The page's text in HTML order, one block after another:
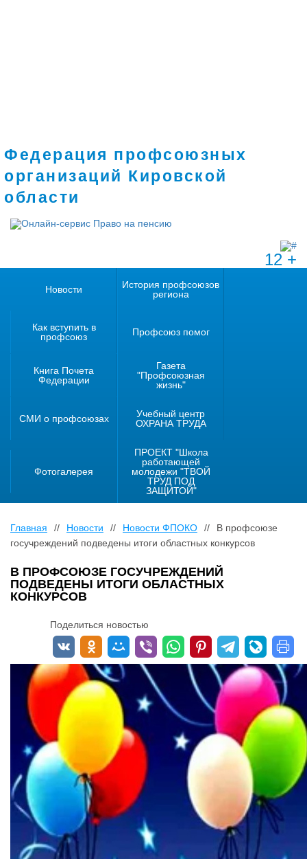
Федерация профсоюзных
организаций Кировской
области
12 +
Новости
История профсоюзов
региона
Как вступить в
профсоюз
Профсоюз помог
Книга Почета
Федерации
Газета
"Профсоюзная
жизнь"
СМИ о профсоюзах
Учебный центр
ОХРАНА ТРУДА
Фотогалерея
ПРОЕКТ "Школа
работающей
молодежи "ТВОЙ
ТРУД ПОД
ЗАЩИТОЙ"
Главная // Новости // Новости ФПОКО //
В профсоюзе
госучреждений подведены итоги областных конкурсов
В ПРОФСОЮЗЕ ГОСУЧРЕЖДЕНИЙ
ПОДВЕДЕНЫ ИТОГИ ОБЛАСТНЫХ
КОНКУРСОВ
Поделиться новостью